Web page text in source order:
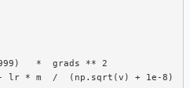
*  grads ** 2